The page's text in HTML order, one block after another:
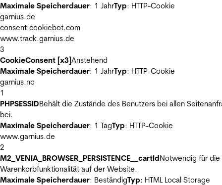
Maximale Speicherdauer: 1 JahrTyp: HTTP-Cookie
garnius.de
consent.cookiebot.com
www.track.garnius.de
3
CookieConsent [x3]Anstehend
Maximale Speicherdauer: 1 JahrTyp: HTTP-Cookie
garnius.no
1
PHPSESSIDBehält die Zustände des Benutzers bei allen
bei.
Maximale Speicherdauer: 1 TagTyp: HTTP-Cookie
www.garnius.de
2
M2_VENIA_BROWSER_PERSISTENCE__cartIdNotwendig für die
Warenkorbfunktionalität auf der Website.
Maximale Speicherdauer: BeständigTyp: HTML Local Storage